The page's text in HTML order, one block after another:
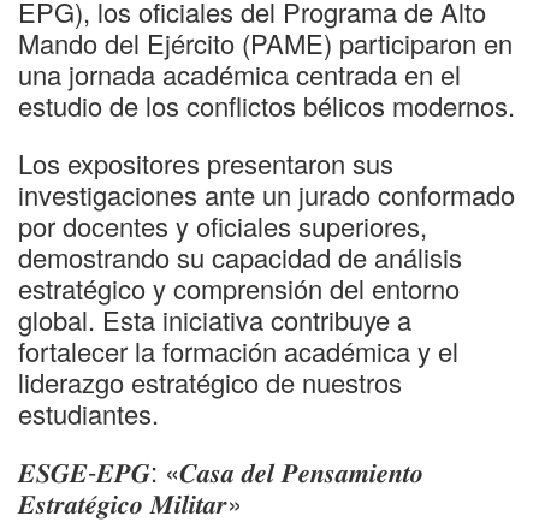
EPG), los oficiales del Programa de Alto
Mando del Ejército (PAME) participaron en
una jornada académica centrada en el
estudio de los conflictos bélicos modernos.
Los expositores presentaron sus
investigaciones ante un jurado conformado
por docentes y oficiales superiores,
demostrando su capacidad de análisis
estratégico y comprensión del entorno
global. Esta iniciativa contribuye a
fortalecer la formación académica y el
liderazgo estratégico de nuestros
estudiantes.
𝑬𝑺𝑮𝑬-𝑬𝑷𝑮: «𝑪𝒂𝒔𝒂 𝒅𝒆𝒍 𝑷𝒆𝒏𝒔𝒂𝒎𝒊𝒆𝒏𝒕𝒐
𝑬𝒔𝒕𝒓𝒂𝒕𝒆́𝒈𝒊𝒄𝒐 𝑴𝒊𝒍𝒊𝒕𝒂𝒓»